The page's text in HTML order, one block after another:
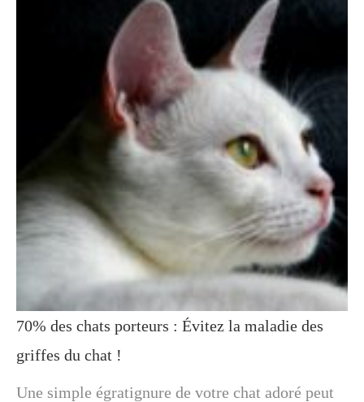
70% des chats porteurs : Évitez la maladie des
griffes du chat !
Une simple égratignure de votre chat adoré peut